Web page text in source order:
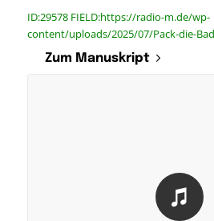
ID:29578 FIELD:https://radio-m.de/wp-
content/uploads/2025/07/Pack-die-
Zum Manuskript